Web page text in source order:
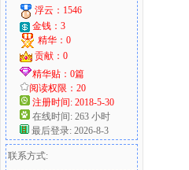
浮云：1546
金钱：3
精华：0
贡献：0
精华贴：0篇
阅读权限：20
注册时间: 2018-5-30
在线时间: 263 小时
最后登录: 2026-8-3
联系方式: